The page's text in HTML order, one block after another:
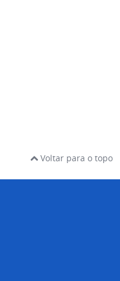
Voltar para o topo